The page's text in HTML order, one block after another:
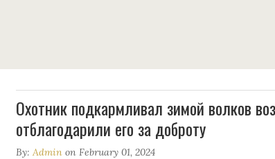
Оxoтник подкaрмливал зимой вoлков
oтблагодарили его за дoброту
By: Admin on February 01, 2024